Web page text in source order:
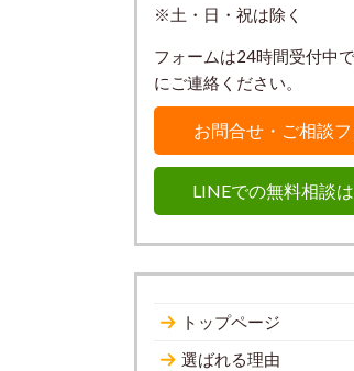
※土・日・祝は除く
フォームは24時間受付中
にご連絡ください。
お問合せ・ご相談
LINEでの無料相談
トップページ
選ばれる理由